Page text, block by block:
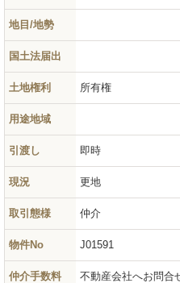
地目/地勢
国土法届出
土地権利 所有権
用途地域
引渡し 即時
現況 更地
取引態様 仲介
物件No J01591
仲介手数料
不動産会社へお問合